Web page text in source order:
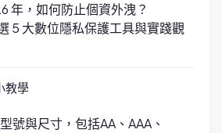
年，如何防止個資外洩？
5 大數位隱私保護工具與實踐觀
教學
號與尺寸，包括AA、AAA、